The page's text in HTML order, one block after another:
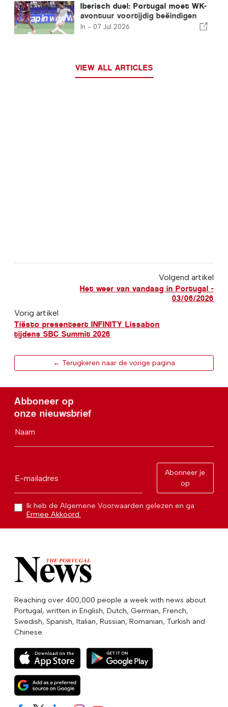
Iberisch duel: Portugal moet WK-
avontuur voortijdig beëindigen
door nederlaag tegen Spanje
In - 07 Jul 2026
VIEW ALL ARTICLES
Volgend artikel
Het weer van vandaag in Portugal -
03/06/2026
Vorig artikel
Tiësto presenteert INFINITY Lissabon
tijdens SBC Summit 2026
← Terugkeren naar de vorige pagina
Abboneer op
onze nieuwsbrief
Naam
E-mailadres
Abonneer je
op
Ik heb de Algemene Voorwaarden gelezen en ga
Ermee Akkoord.
Reaching over 400,000 people a week with news about
Portugal, written in English, Dutch, German, French,
Swedish, Spanish, Italian, Russian, Romanian, Turkish and
Chinese.